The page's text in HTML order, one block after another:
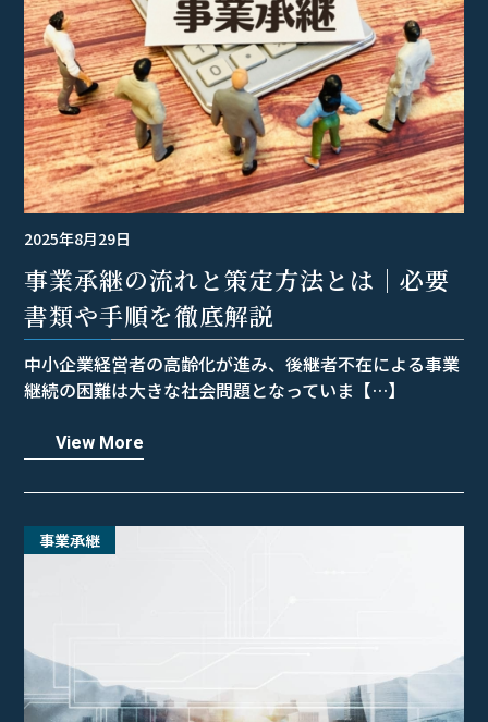
2025年8月29日
事業承継の流れと策定方法とは｜必要
書類や手順を徹底解説
中小企業経営者の高齢化が進み、後継者不在による事業
継続の困難は大きな社会問題となっていま【…】
View More
事業承継